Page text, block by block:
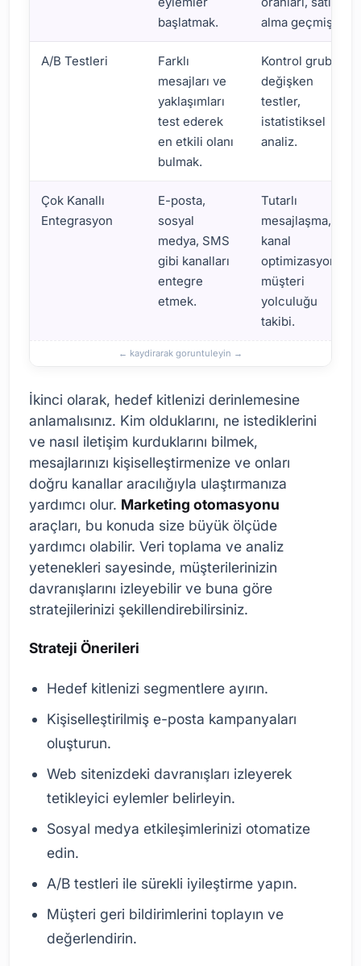
başlatmak.
alma geçmişi.
A/B Testleri
Farklı
mesajları ve
yaklaşımları
test ederek
en etkili olanı
bulmak.
Kontrol grubu,
değişken
testler,
istatistiksel
analiz.
Çok Kanallı
Entegrasyon
E-posta,
sosyal
medya, SMS
gibi kanalları
entegre
etmek.
Tutarlı
mesajlaşma,
kanal
optimizasyonu,
müşteri
yolculuğu
takibi.
İkinci olarak, hedef kitlenizi derinlemesine
anlamalısınız. Kim olduklarını, ne istediklerini
ve nasıl iletişim kurduklarını bilmek,
mesajlarınızı kişiselleştirmenize ve onları
doğru kanallar aracılığıyla ulaştırmanıza
yardımcı olur. Marketing otomasyonu
araçları, bu konuda size büyük ölçüde
yardımcı olabilir. Veri toplama ve analiz
yetenekleri sayesinde, müşterilerinizin
davranışlarını izleyebilir ve buna göre
stratejilerinizi şekillendirebilirsiniz.
Strateji Önerileri
Hedef kitlenizi segmentlere ayırın.
Kişiselleştirilmiş e-posta kampanyaları
oluşturun.
Web sitenizdeki davranışları izleyerek
tetikleyici eylemler belirleyin.
Sosyal medya etkileşimlerinizi otomatize
edin.
A/B testleri ile sürekli iyileştirme yapın.
Müşteri geri bildirimlerini toplayın ve
değerlendirin.